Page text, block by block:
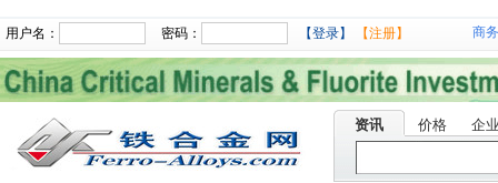
用户名： 密码： 【登录】 【注册】 商
资讯 价格 企